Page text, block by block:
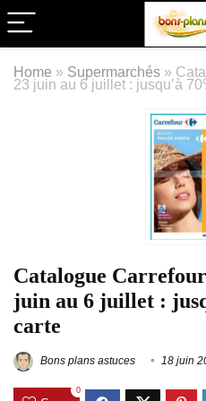
Home » Supermarchés »
23 juin au 6 juillet : jusqu’à
Catalogue
juin au 6 juillet :
carte
Bons plans astuces 18 juin
0